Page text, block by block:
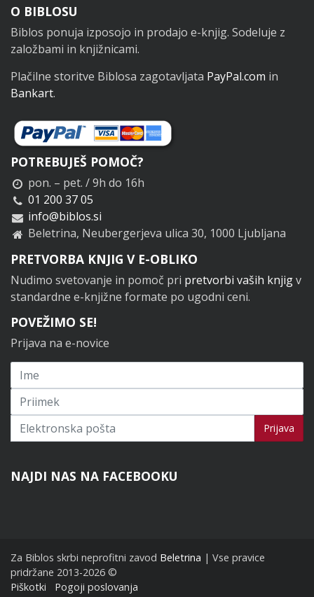
Noga
O BIBLOSU
Biblos ponuja izposojo in prodajo e-knjig. Sodeluje z
založbami in knjižnicami.
Plačilne storitve Biblosa zagotavljata PayPal.com in
Bankart.
POTREBUJEŠ POMOČ?
pon. – pet. / 9h do 16h
01 200 37 05
info@biblos.si
Beletrina, Neubergerjeva ulica 30, 1000 Ljubljana
PRETVORBA KNJIG V E-OBLIKO
Nudimo svetovanje in pomoč pri pretvorbi vaših knjigv
standardne e-knjižne formate po ugodni ceni.
POVEŽIMO SE!
Prijava na e-novice
Prijavi se na novice Prijava
NAJDI NAS NA FACEBOOKU
Za Biblos skrbi neprofitni zavod Beletrina | Vse pravice
pridržane 2013-2026 ©
Piškotki
Pogoji poslovanja